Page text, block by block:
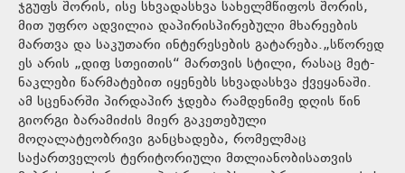
ჯგუფს შორის, ისე სხვადასხვა სახელმწიფოს შორის,
მით უფრო ადვილია დაპირისპირებული მხარეების
მართვა და საკუთარი ინტერესების გატარება.„სწორედ
ეს არის „დიფ სთეითის“ მართვის სტილი, რასაც მეტ-
ნაკლები წარმატებით იყენებს სხვადასხვა ქვეყანაში.
ამ სცენარში პირდაპირ ჯდება რამდენიმე დღის წინ
გიორგი ბარამიძის მიერ გაკეთებული
მოღალატეობრივი განცხადება, რომელმაც
საქართველოს ტერიტორიული მთლიანობისათვის